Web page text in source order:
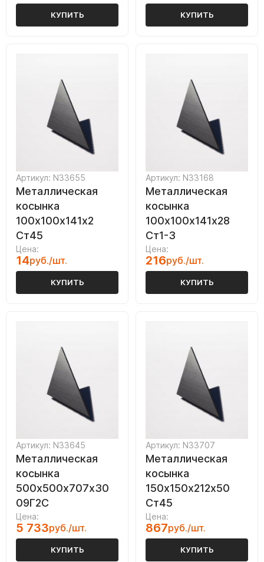
КУПИТЬ КУПИТЬ
Артикул: N33655
Металлическая
косынка
100х100х141х2
Ст45
Цена:
14руб./шт.
КУПИТЬ
Артикул: N33168
Металлическая
косынка
100х100х141х28
Ст1-3
Цена:
216руб./шт.
КУПИТЬ
Артикул: N33645
Металлическая
косынка
500х500х707х30
09Г2С
Цена:
5 733руб./шт.
КУПИТЬ
Артикул: N33707
Металлическая
косынка
150х150х212х50
Ст45
Цена:
867руб./шт.
КУПИТЬ